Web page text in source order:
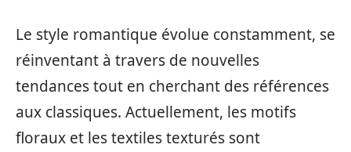
Le style romantique évolue constamment, se
réinventant à travers de nouvelles
tendances tout en cherchant des références
aux classiques. Actuellement, les motifs
floraux et les textiles texturés sont